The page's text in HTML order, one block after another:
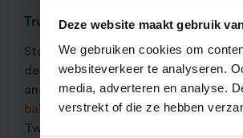
Deze website maakt gebruik
We gebruiken cookies om
websiteverkeer te analyseren.
media, adverteren en analyse.
verstrekt of die ze hebben
Truss constructie op buitenlocatie
Stormharingen gebruiken wij op
de grond te verankeren. Is jouw
andere reden niet mogelijk in de
ballast blokken om de constructie
Twijfel je op welke manier jij jouw